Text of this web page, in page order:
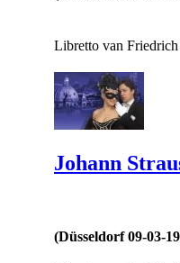
Libretto van Friedrich
Johann
(Düsseldorf 09-03-